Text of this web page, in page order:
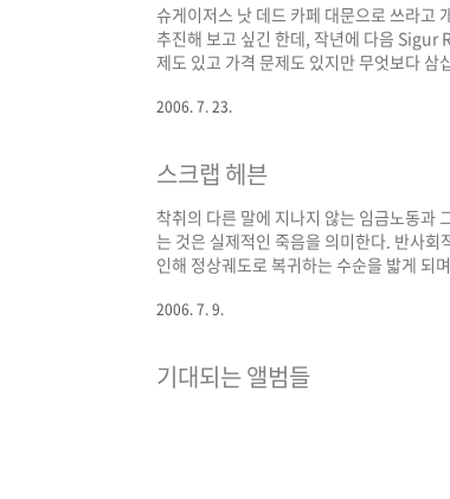
슈게이저스 낫 데드 카페 대문으로 쓰라고
추진해 보고 싶긴 한데, 작년에 다음 Sigur
제도 있고 가격 문제도 있지만 무엇보다 삼
무튼 여기저기 물어나 보려고 한다. 아는
2006. 7. 23.
스크랩 헤븐
착취의 다른 말에 지나지 않는 임금노동과
는 것은 실제적인 죽음을 의미한다. 반사
인해 정상궤도로 복귀하는 수순을 밟게 되
삶, 분초를 다투며 뼈빠지게 일하지만 정작
2006. 7. 9.
기대되는 앨범들